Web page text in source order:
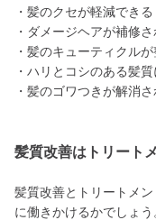
・髪のクセが軽減できる
・ダメージヘアが補修さ
・髪のキューティクル
・ハリとコシのある髪質
・髪のゴワつきが解消
髪質改善はトリート
髪質改善とトリートメ
に働きかけるかでしょ